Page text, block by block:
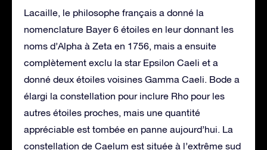
Lacaille, le philosophe français a donné la
nomenclature Bayer 6 étoiles en leur donnant les
noms d’Alpha à Zeta en 1756, mais a ensuite
complètement exclu la star Epsilon Caeli et a
donné deux étoiles voisines Gamma Caeli. Bode a
élargi la constellation pour inclure Rho pour les
autres étoiles proches, mais une quantité
appréciable est tombée en panne aujourd’hui. La
constellation de Caelum est située à l’extrême sud